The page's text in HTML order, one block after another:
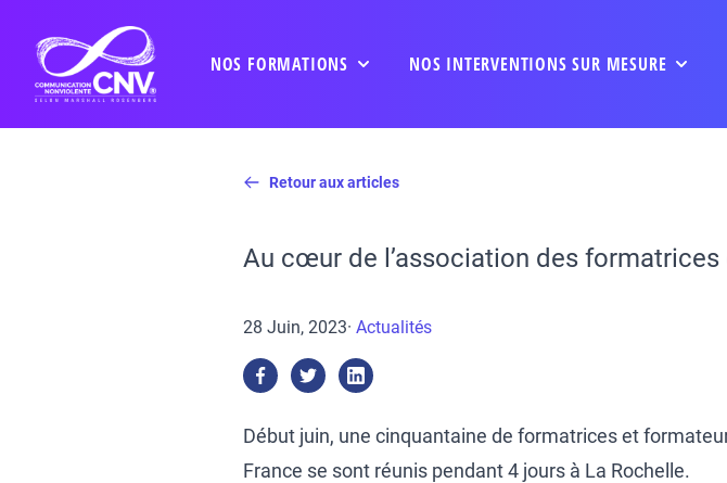
NOS FORMATIONS NOS INTERVENTIONS SUR MESURE
Retour aux articles
Au cœur de l’association des
28 Juin, 2023· Actualités
Début juin, une cinquantaine de formatrices et
France se sont réunis pendant 4 jours à La Rochelle.